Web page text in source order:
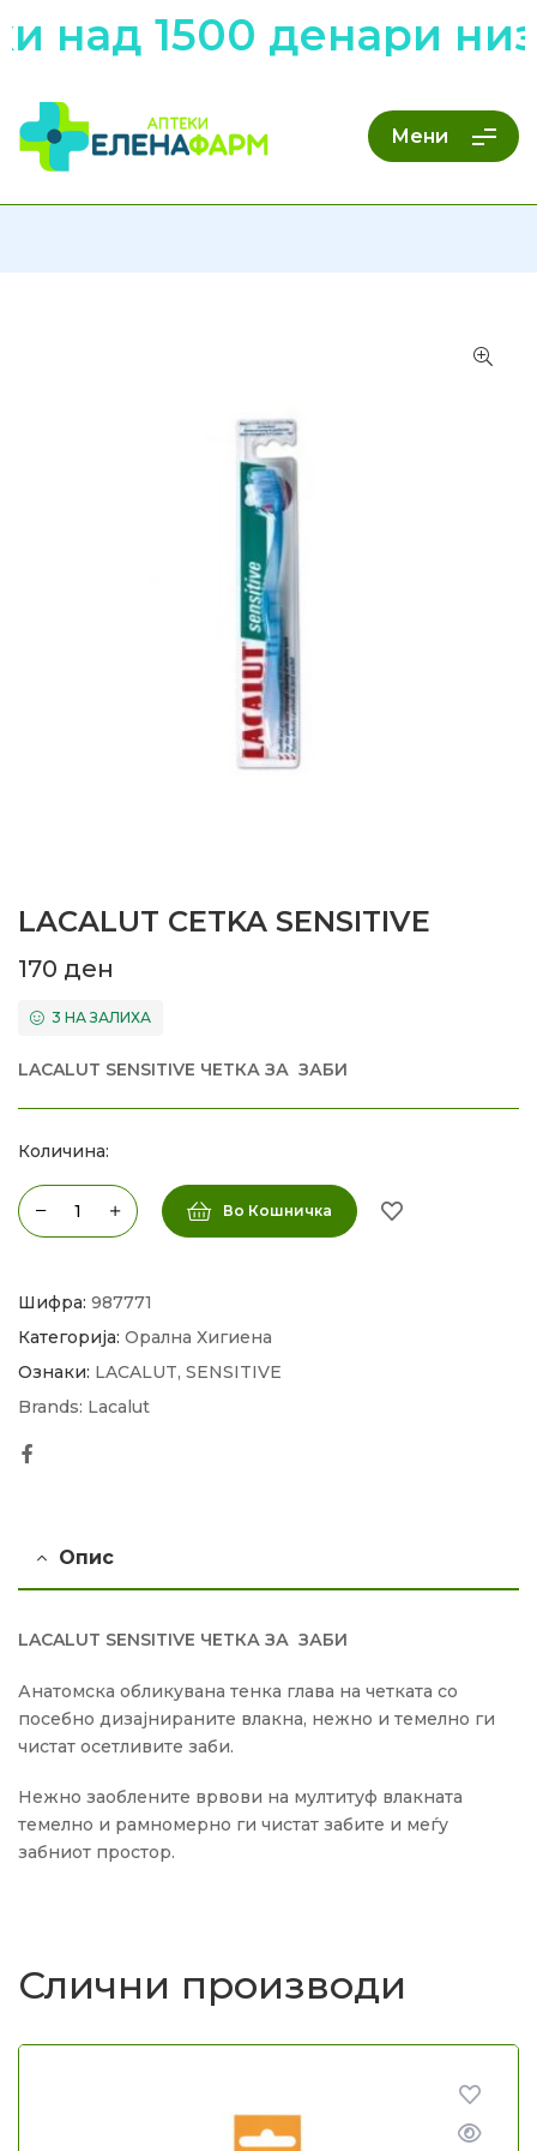
1500 денари низ
Мени
LACALUT CETKA SENSITIVE
170 ден
3 НА ЗАЛИХА
LACALUT SENSITIVE ЧЕТКА ЗА ЗАБИ
Количина:
Во Кошничка
Шифра: 987771
Категорија: Орална Хигиена
Ознаки: LACALUT, SENSITIVE
Brands: Lacalut
Опис
LACALUT SENSITIVE ЧЕТКА ЗА ЗАБИ
Анатомска обликувана тенка глава на четката со
посебно дизајнираните влакна, нежно и темелно ги
чистат осетливите заби.
Нежно заоблените врвови на мултитуф влакната
темелно и рамномерно ги чистат забите и меѓу
забниот простор.
Слични производи